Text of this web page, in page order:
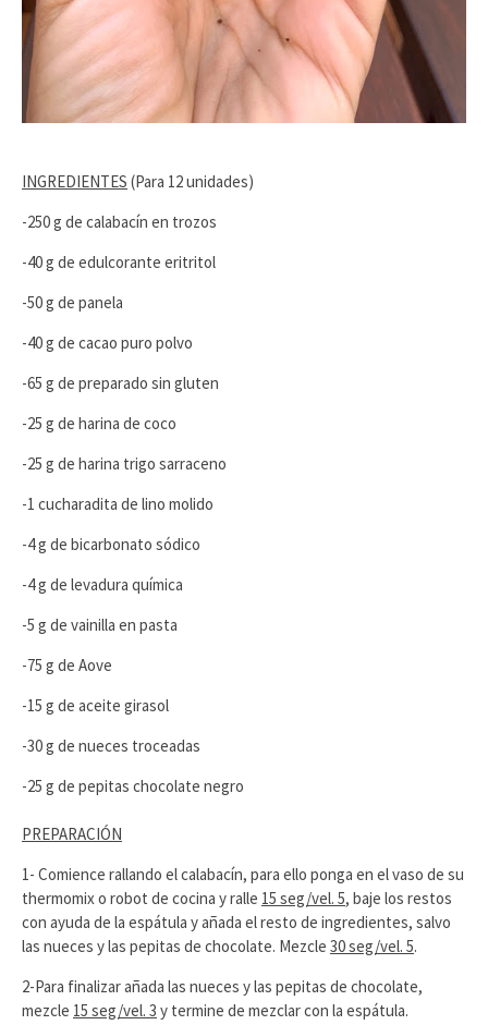
INGREDIENTES (Para 12 unidades)
-250 g de calabacín en trozos
-40 g de edulcorante eritritol
-50 g de panela
-40 g de cacao puro polvo
-65 g de preparado sin gluten
-25 g de harina de coco
-25 g de harina trigo sarraceno
-1 cucharadita de lino molido
-4 g de bicarbonato sódico
-4 g de levadura química
-5 g de vainilla en pasta
-75 g de Aove
-15 g de aceite girasol
-30 g de nueces troceadas
-25 g de pepitas chocolate negro
PREPARACIÓN
1- Comience rallando el calabacín, para ello ponga en el vaso de su
thermomix o robot de cocina y ralle 15 seg/vel. 5, baje los restos
con ayuda de la espátula y añada el resto de ingredientes, salvo
las nueces y las pepitas de chocolate. Mezcle 30 seg/vel. 5.
2-Para finalizar añada las nueces y las pepitas de chocolate,
mezcle 15 seg/vel. 3 y termine de mezclar con la espátula.